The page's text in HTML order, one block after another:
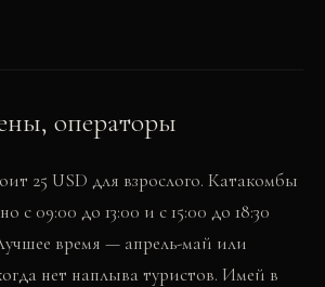
операторы
25 USD для взрослого. Катакомбы
с 09:00 до 13:00 и с 15:00 до 18:30
время — апрель-май или
нет наплыва туристов. Имей в